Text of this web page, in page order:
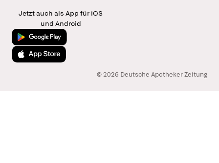
Jetzt auch als App für iOS
und Android
Jetzt bei Google Play
Laden im App Store
© 2026 Deutsche Apotheker Zeitung